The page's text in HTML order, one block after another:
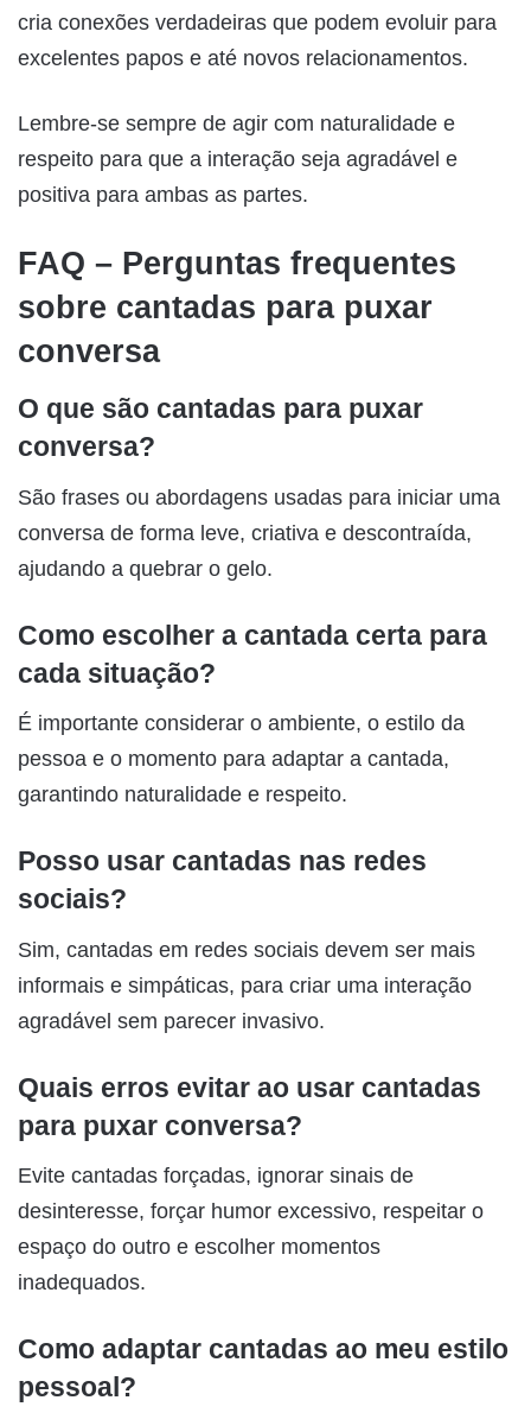
cria conexões verdadeiras que podem evoluir para
excelentes papos e até novos relacionamentos.
Lembre-se sempre de agir com naturalidade e
respeito para que a interação seja agradável e
positiva para ambas as partes.
FAQ – Perguntas frequentes
sobre cantadas para puxar
conversa
O que são cantadas para puxar
conversa?
São frases ou abordagens usadas para iniciar uma
conversa de forma leve, criativa e descontraída,
ajudando a quebrar o gelo.
Como escolher a cantada certa para
cada situação?
É importante considerar o ambiente, o estilo da
pessoa e o momento para adaptar a cantada,
garantindo naturalidade e respeito.
Posso usar cantadas nas redes
sociais?
Sim, cantadas em redes sociais devem ser mais
informais e simpáticas, para criar uma interação
agradável sem parecer invasivo.
Quais erros evitar ao usar cantadas
para puxar conversa?
Evite cantadas forçadas, ignorar sinais de
desinteresse, forçar humor excessivo, respeitar o
espaço do outro e escolher momentos
inadequados.
Como adaptar cantadas ao meu estilo
pessoal?